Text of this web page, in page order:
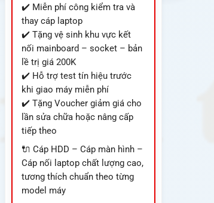
✔️ Miễn phí công kiểm tra và
thay cáp laptop
✔️ Tặng vệ sinh khu vực kết
nối mainboard – socket – bản
lề trị giá 200K
✔️ Hỗ trợ test tín hiệu trước
khi giao máy miễn phí
✔️ Tặng Voucher giảm giá cho
lần sửa chữa hoặc nâng cấp
tiếp theo
🔌 Cáp HDD – Cáp màn hình –
Cáp nối laptop chất lượng cao,
tương thích chuẩn theo từng
model máy